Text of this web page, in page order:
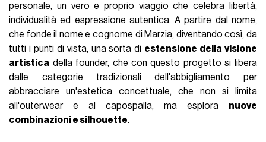
personale, un vero e proprio viaggio che celebra libertà,
individualità ed espressione autentica. A partire dal nome,
che fonde il nome e cognome di Marzia, diventando così, da
tutti i punti di vista, una sorta di estensione della visione
artistica della founder, che con questo progetto si libera
dalle categorie tradizionali dell'abbigliamento per
abbracciare un'estetica concettuale, che non si limita
all'outerwear e al capospalla, ma esplora nuove
combinazioni e silhouette.